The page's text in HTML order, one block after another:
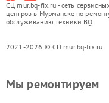
СЦ mur.bq-fix.ru - сеть
центров в Мурманске по
обслуживанию техники BQ
2021-2026 © СЦ mur.bq-fix.ru
Мы ремонтируем